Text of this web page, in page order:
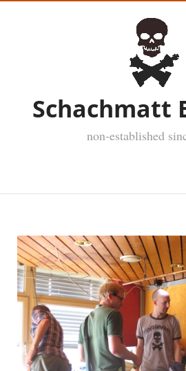
Schachmatt
non-established